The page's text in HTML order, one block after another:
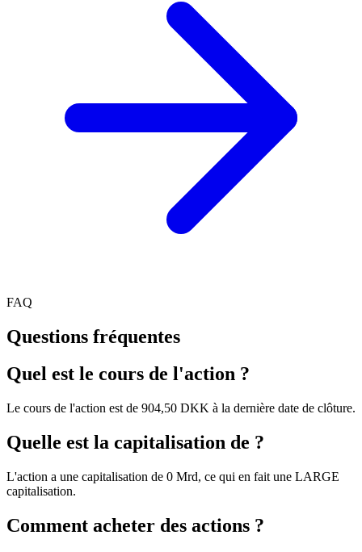
FAQ
Questions fréquentes
Quel est le cours de l'action ?
Le cours de l'action est de 904,50 DKK à la dernière date de clôture.
Quelle est la capitalisation de ?
L'action a une capitalisation de 0 Mrd, ce qui en fait une LARGE
capitalisation.
Comment acheter des actions ?